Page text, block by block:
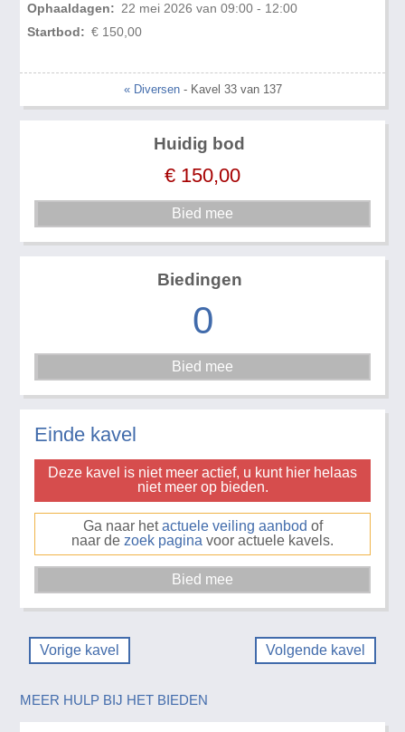
Ophaaldagen: 22 mei 2026 van 09:00 - 12:00
Startbod: € 150,00
« Diversen- Kavel 33 van 137
Huidig bod
€ 150,00
Biedingen
0
Einde kavel
Deze kavel is niet meer actief, u kunt hier helaas
niet meer op bieden.
Ga naar hetactuele veiling aanbod of
naar de zoek pagina voor actuele kavels.
Vorige kavel Volgende kavel
MEER HULP BIJ HET BIEDEN